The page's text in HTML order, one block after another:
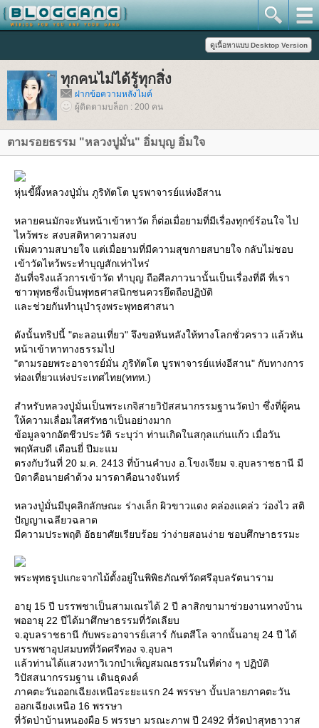
ทุกคนไม่ได้รู้ทุกสิ่ง
ฝากข้อความหลังไมค์
ผู้ติดตามบล็อก : 200 คน
ตามรอยธรรม "หลวงปูมั่น" อิ่มบุญ อิ่มใจ
หุ่นขี้ผึ้งหลวงปู่มั่น ภูริทัตโต บูรพาจารย์แห่งอีสาน
หลายคนมักจะหันหน้าเข้าหาวัด ก็ต่อเมื่อยามที่มีเรื่องทุกข์ร้อนใจ ไป
ไหว้พระ สงบสติหาความสงบ
เพิ่มความสบายใจ แต่เมื่อยามที่มีความสุขกายสบายใจ กลับไม่ชอบ
เข้าวัดไหว้พระทำบุญสักเท่าไหร่
อันที่จริงแล้วการเข้าวัด ทำบุญ ถือศีลภาวนานั้นเป็นเรื่องที่ดี ที่เรา
ชาวพุทธซึ่งเป็นพุทธศาสนิกชนควรยึดถือปฏิบัติ
ละช่วยกันทำนุบำรุงพระพุทธศาสนา
ดังนั้นทริปนี้ "ตะลอนเที่ยว" จึงขอหันหลังให้ทางโลกชั่วคราว แล้วหัน
หน้าเข้าหาทางธรรมไป
"ตามรอยพระอาจารย์มั่น ภูริทัตโต บูรพาจารย์แห่งอีสาน" กับทางการ
ท่องเที่ยวแห่งประเทศไทย(ททท.)
สำหรับหลวงปู่มั่นเป็นพระเกจิสายวิปัสสนากรรมฐานวัดป่า ซึ่งที่ผู้คน
ห้ความเลื่อมใสศรัทธาเป็นอย่างมาก
ข้อมูลจากอัตชีวประวัติ ระบุว่า ท่านเกิดในสกุลแก่นแก้ว เมื่อวัน
พฤหัสบดี เดือนยี่ ปีมะแม
ตรงกับวันที่ 20 ม.ค. 2413 ที่บ้านคำบง อ.โขงเจียม จ.อุบลราชธานี มี
บิดาคือนายคำด้วง มารดาคือนางจันทร์
หลวงปู่มั่นมีบุคลิกลักษณะ ร่างเล็ก ผิวขาวแดง คล่องแคล่ว ว่องไว สติ
ปัญญาเฉลียวฉลาด
มีความประพฤติ อัธยาศัยเรียบร้อย ว่าง่ายสอนง่าย ชอบศึกษาธรรมะ
พระพุทธรูปแกะจากไม้ตั้งอยู่ในพิพิธภัณฑ์วัดศรีอุบลรัตนาราม
อายุ 15 ปี บรรพชาเป็นสามเณรได้ 2 ปี ลาสิกขามาช่วยงานทางบ้าน
พออายุ 22 ปีได้มาศึกษาธรรมที่วัดเลียบ
จ.อุบลราชธานี กับพระอาจารย์เสาร์ กันตสีโล จากนั้นอายุ 24 ปี ได้
บรรพชาอุปสมบทที่วัดศรีทอง จ.อุบลฯ
ล้วท่านได้แสวงหาวิเวกบำเพ็ญสมณธรรมในที่ต่าง ๆ ปฏิบัติ
วิปัสสนากรรมฐาน เดินธุดงค์
ภาคตะวันออกเฉียงเหนือระยะแรก 24 พรรษา บั้นปลายภาคตะวัน
ออกเฉียงเหนือ 16 พรรษา
ที่วัดป่าบ้านหนองผือ 5 พรรษา มรณะภาพ ปี 2492 ที่วัดป่าสุทธาวาส